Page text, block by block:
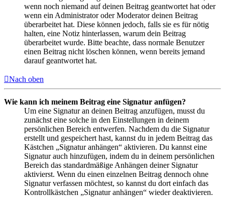
wenn noch niemand auf deinen Beitrag geantwortet hat oder
wenn ein Administrator oder Moderator deinen Beitrag
überarbeitet hat. Diese können jedoch, falls sie es für nötig
halten, eine Notiz hinterlassen, warum dein Beitrag
überarbeitet wurde. Bitte beachte, dass normale Benutzer
einen Beitrag nicht löschen können, wenn bereits jemand
darauf geantwortet hat.
Nach oben
Wie kann ich meinem Beitrag eine Signatur anfügen?
Um eine Signatur an deinen Beitrag anzufügen, musst du
zunächst eine solche in den Einstellungen in deinem
persönlichen Bereich entwerfen. Nachdem du die Signatur
erstellt und gespeichert hast, kannst du in jedem Beitrag das
Kästchen „Signatur anhängen“ aktivieren. Du kannst eine
Signatur auch hinzufügen, indem du in deinem persönlichen
Bereich das standardmäßige Anhängen deiner Signatur
aktivierst. Wenn du einen einzelnen Beitrag dennoch ohne
Signatur verfassen möchtest, so kannst du dort einfach das
Kontrollkästchen „Signatur anhängen“ wieder deaktivieren.